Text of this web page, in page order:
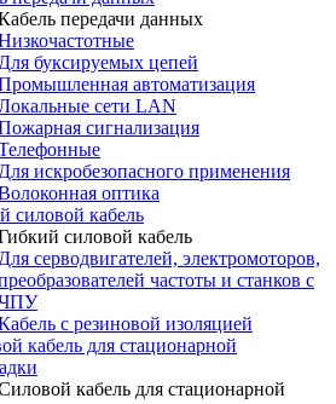
передачи данных
Для буксируемых цепей
автоматизация
сети LAN
сигнализация
Для искробезопасного применения
оптика
силовой кабель
силовой кабель
Для серводвигателей, электромоторов,
частоты и станков с
с резиновой изоляцией
кабель для стационарной
кабель для стационарной